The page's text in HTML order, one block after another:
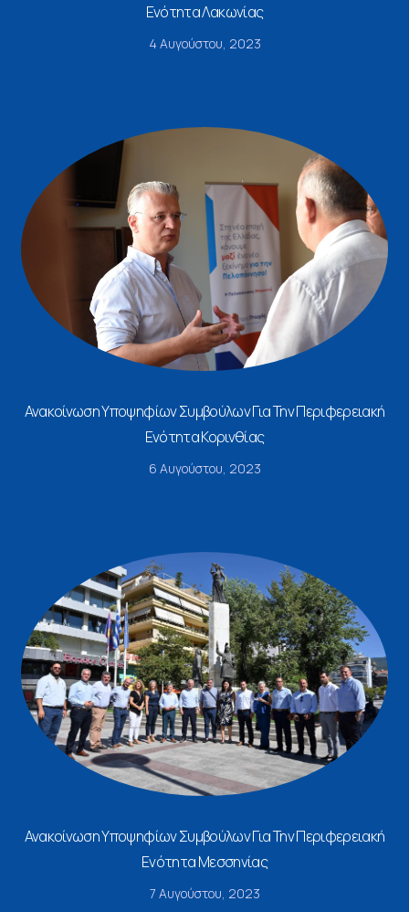
Ενότητα Λακωνίας
4 Αυγούστου, 2023
Ανακοίνωση Υποψηφίων Συμβούλων Για Την Περιφερειακή
Ενότητα Κορινθίας
6 Αυγούστου, 2023
Ανακοίνωση Υποψηφίων Συμβούλων Για Την Περιφερειακή
Ενότητα Μεσσηνίας
7 Αυγούστου, 2023